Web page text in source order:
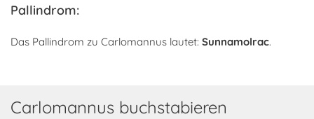
Pallindrom:
Das Pallindrom zu Carlomannus lautet: Sunnamolrac.
Carlomannus buchstabieren